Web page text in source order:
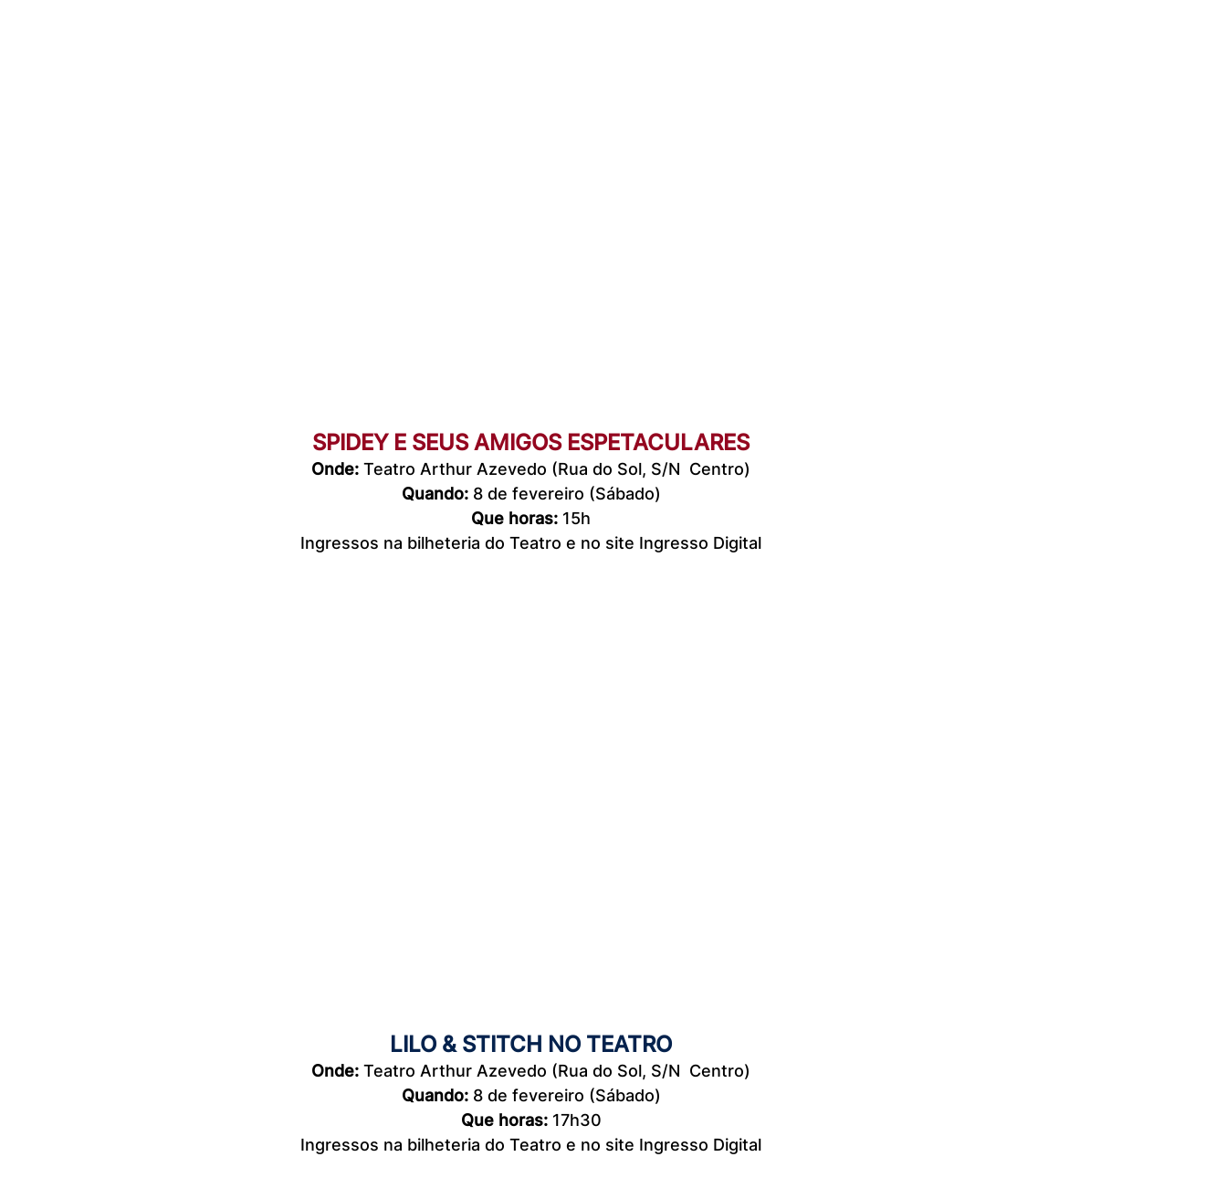
SPIDEY E SEUS AMIGOS ESPETACULARES
Onde: Teatro Arthur Azevedo (Rua do Sol, S/N  Centro)
Quando: 8 de fevereiro (Sábado)
Que horas: 15h
Ingressos na bilheteria do Teatro e no site Ingresso Digital
LILO & STITCH NO TEATRO
Onde: Teatro Arthur Azevedo (Rua do Sol, S/N  Centro)
Quando: 8 de fevereiro (Sábado)
Que horas: 17h30
Ingressos na bilheteria do Teatro e no site Ingresso Digital